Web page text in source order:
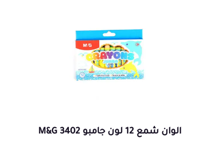
الوان شمع 12 لون جامبو 3402 M&G